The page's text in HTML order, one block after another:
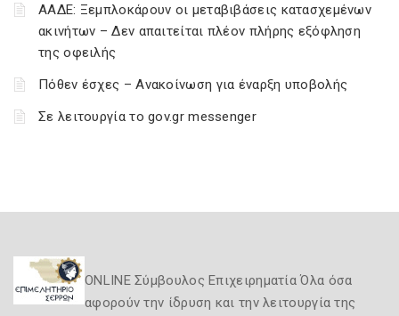
ΑΑΔΕ: Ξεμπλοκάρουν οι μεταβιβάσεις κατασχεμένων
ακινήτων – Δεν απαιτείται πλέον πλήρης εξόφληση
της οφειλής
Πόθεν έσχες – Ανακοίνωση για έναρξη υποβολής
Σε λειτουργία το gov.gr messenger
ONLINE Σύμβουλος Επιχειρηματία Όλα όσα
αφορούν την ίδρυση και την λειτουργία της